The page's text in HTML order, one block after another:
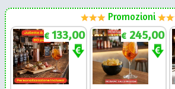
Promozioni
€ 133,00 € 245,00